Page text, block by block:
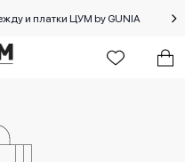
и платки ЦУМ by GUNIA